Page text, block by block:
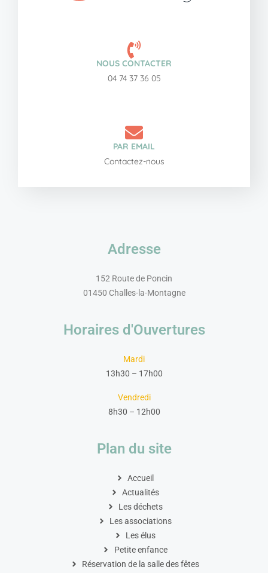
NOUS CONTACTER
04 74 37 36 05
PAR EMAIL
Contactez-nous
Adresse
152 Route de Poncin
01450 Challes-la-Montagne
Horaires d'Ouvertures
Mardi
13h30 – 17h00
Vendredi
8h30 – 12h00
Plan du site
Accueil
Actualités
Les déchets
Les associations
Les élus
Petite enfance
Réservation de la salle des fêtes